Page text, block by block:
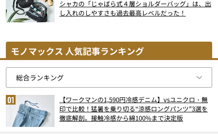
シャカの「じゃばら式４層ショルダーバッグ」は、出
し入れのしやすさも過去最高レベルだった！
モノマックス 人気記事ランキング
【ワークマンの1,590円冷感デニム】vsユニクロ・無
印で比較！猛暑を乗り切る“涼感ロングパンツ”3選を
徹底解剖。接触冷感から綿100%まで決定版